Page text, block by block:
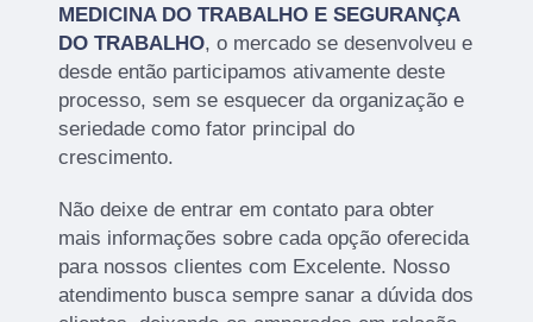
MEDICINA DO TRABALHO E SEGURANÇA
DO TRABALHO, o mercado se desenvolveu e
desde então participamos ativamente deste
processo, sem se esquecer da organização e
seriedade como fator principal do
crescimento.
Não deixe de entrar em contato para obter
mais informações sobre cada opção oferecida
para nossos clientes com Excelente. Nosso
atendimento busca sempre sanar a dúvida dos